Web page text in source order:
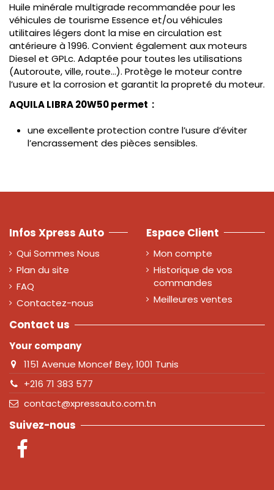
Huile minérale multigrade recommandée pour les
véhicules de tourisme Essence et/ou véhicules
utilitaires légers dont la mise en circulation est
antérieure à 1996. Convient également aux moteurs
Diesel et GPLc. Adaptée pour toutes les utilisations
(Autoroute, ville, route…). Protège le moteur contre
l’usure et la corrosion et garantit la propreté du moteur.
AQUILA LIBRA 20W50 permet :
une excellente protection contre l’usure d’éviter
l’encrassement des pièces sensibles.
Infos Xpress Auto
Qui Sommes Nous
Plan du site
FAQ
Contactez-nous
Espace Client
Mon compte
Historique de vos
commandes
Meilleures ventes
Contact us
Your company
1151 Avenue Moncef Bey, 1001 Tunis
+216 71 383 577
contact@xpressauto.com.tn
Suivez-nous